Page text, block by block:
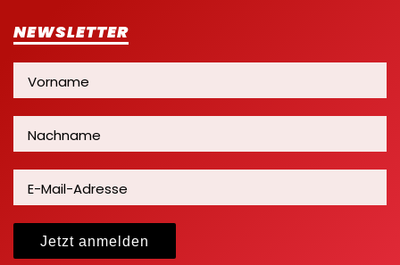
NEWSLETTER
Jetzt anmelden